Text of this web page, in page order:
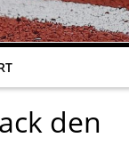
den